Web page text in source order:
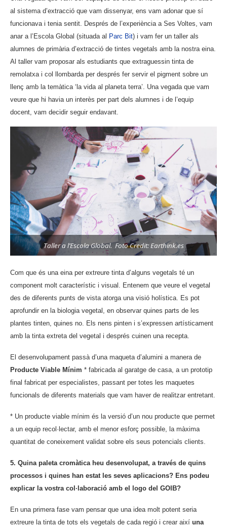
al sistema d’extracció que vam dissenyar, ens vam adonar que sí
funcionava i tenia sentit. Després de l’experiència a Ses Voltes, vam
anar a l’Escola Global (situada al Parc Bit) i vam fer un taller als
alumnes de primària d’extracció de tintes vegetals amb la nostra eina.
Al taller vam proposar als estudiants que extraguessin tinta de
remolatxa i col llombarda per després fer servir el pigment sobre un
llenç amb la temàtica ‘la vida al planeta terra’. Una vegada que vam
veure que hi havia un interès per part dels alumnes i de l’equip
docent, vam decidir seguir endavant.
Taller a l’Escola Global. Foto Credit: Earthink.es
Com que és una eina per extreure tinta d’alguns vegetals té un
component molt característic i visual. Entenem que veure el vegetal
des de diferents punts de vista atorga una visió holística. Es pot
aprofundir en la biologia vegetal, en observar quines parts de les
plantes tinten, quines no. Els nens pinten i s’expressen artísticament
amb la tinta extreta del vegetal i després cuinen una recepta.
El desenvolupament passà d’una maqueta d’alumini a manera de
Producte Viable Mínim * fabricada al garatge de casa, a un prototip
final fabricat per especialistes, passant per totes les maquetes
funcionals de diferents materials que vam haver de realitzar entretant.
* Un producte viable mínim és la versió d’un nou producte que permet
a un equip recol·lectar, amb el menor esforç possible, la màxima
quantitat de coneixement validat sobre els seus potencials clients.
5. Quina paleta cromàtica heu desenvolupat, a través de quins
processos i quines han estat les seves aplicacions? Ens podeu
explicar la vostra col·laboració amb el logo del GOIB?
En una primera fase vam pensar que una idea molt potent seria
extreure la tinta de tots els vegetals de cada regió i crear així una